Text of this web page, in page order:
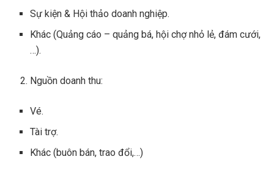
Sự kiện & Hội thảo doanh nghiệp.
Khác (Quảng cáo – quảng bá, hội chợ nhỏ lẻ, đám cưới,
…).
Nguồn doanh thu:
Vé.
Tài trợ.
Khác (buôn bán, trao đổi,…)